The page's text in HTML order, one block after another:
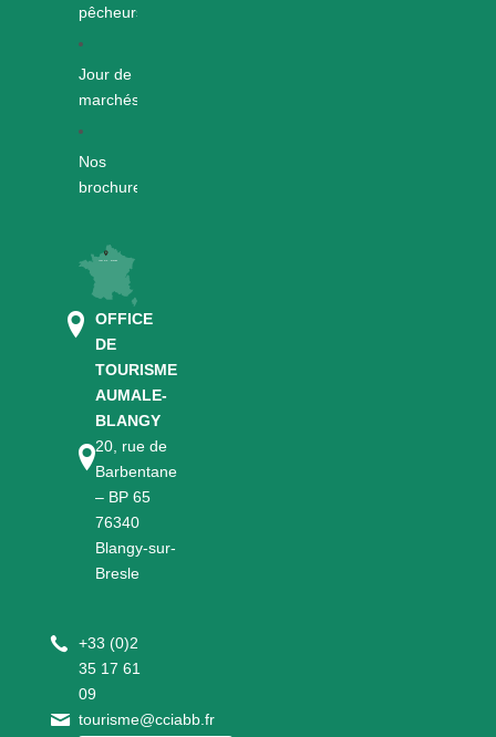
pêcheurs
Jour de
marchés
Nos
brochures
OFFICE
DE
TOURISME
AUMALE-
BLANGY
20, rue de
Barbentane
– BP 65
76340
Blangy-sur-
Bresle
+33 (0)2
35 17 61
09
tourisme@cciabb.fr